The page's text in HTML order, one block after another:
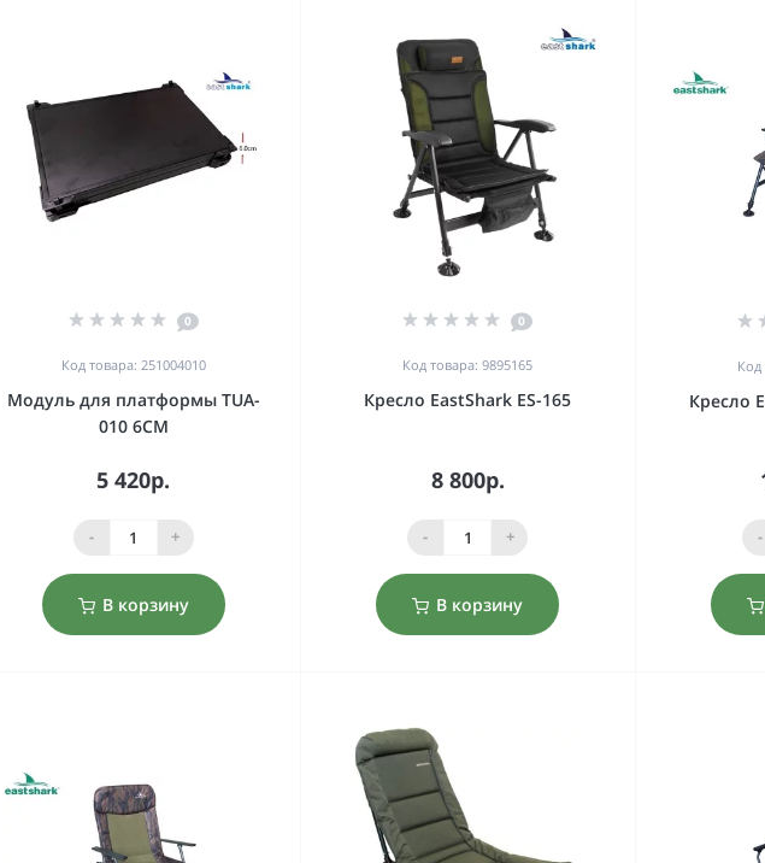
0
Код товара: 251004010
Модуль для платформы TUA-
010 6CM
5 420р.
- +
В корзину
0
Код товара: 9895165
Кресло EastShark ES-165
8 800р.
- +
В корзину
Код
Кресло
-